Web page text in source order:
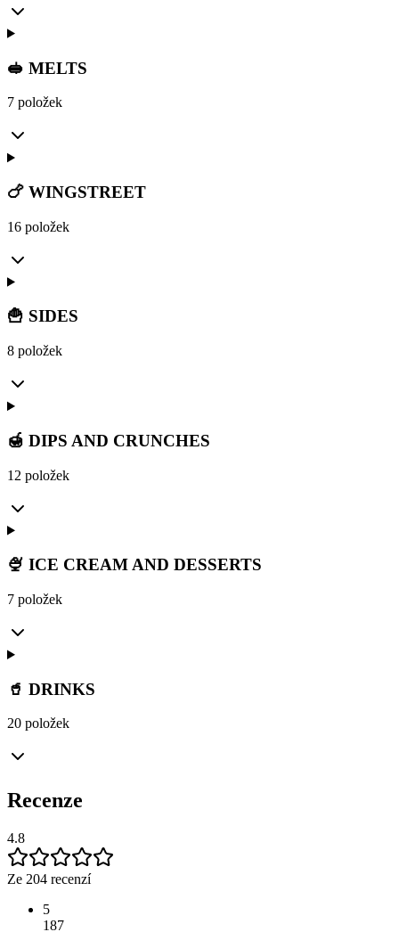
🥪 MELTS
7 položek
🍗 WINGSTREET
16 položek
🍟 SIDES
8 položek
🍯 DIPS AND CRUNCHES
12 položek
🍨 ICE CREAM AND DESSERTS
7 položek
🥤 DRINKS
20 položek
Recenze
4.8
Ze 204 recenzí
5
187